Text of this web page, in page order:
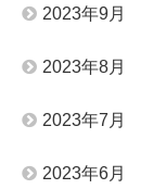
2023年9月
2023年8月
2023年7月
2023年6月